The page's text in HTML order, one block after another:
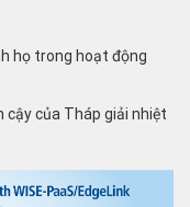
họ trong hoạt động
cậy của Tháp giải nhiệt